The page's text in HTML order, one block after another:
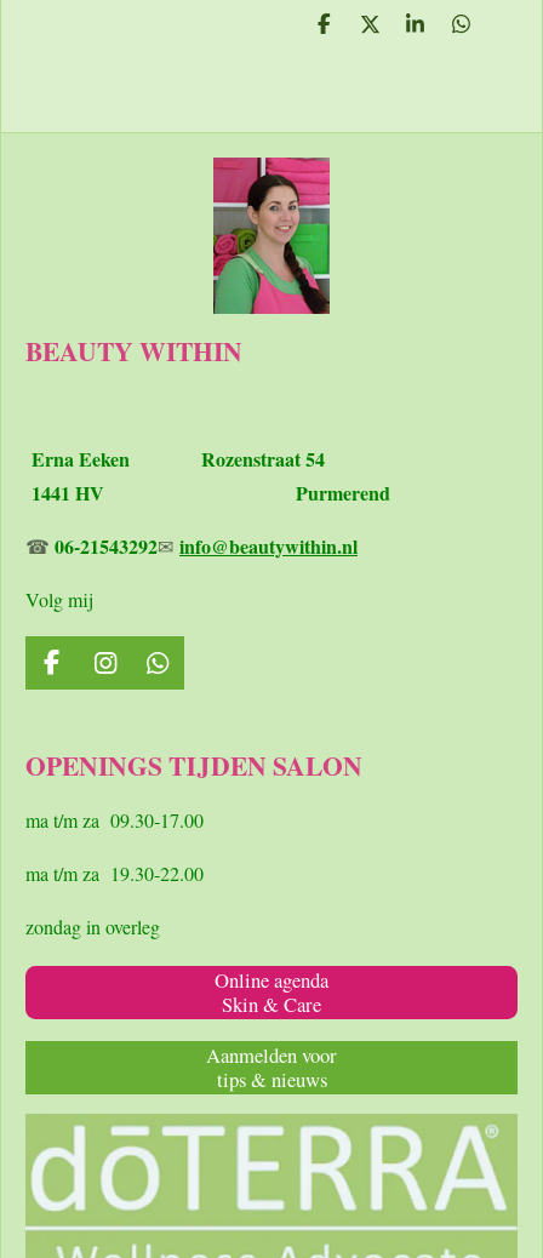
D
D
S
D
BEAUTY WITHIN
Erna Eeken Rozenstraat 54
1441 HV Purmerend
☎ 06-21543292✉ info@beautywithin.nl
Volg mij
F
a
b
o
I
n
a
r
m
W
h
s
p
OPENINGS TIJDEN SALON
ma t/m za 09.30-17.00
ma t/m za 19.30-22.00
zondag in overleg
Online agenda
Skin & Care
Aanmelden voor
tips & nieuws